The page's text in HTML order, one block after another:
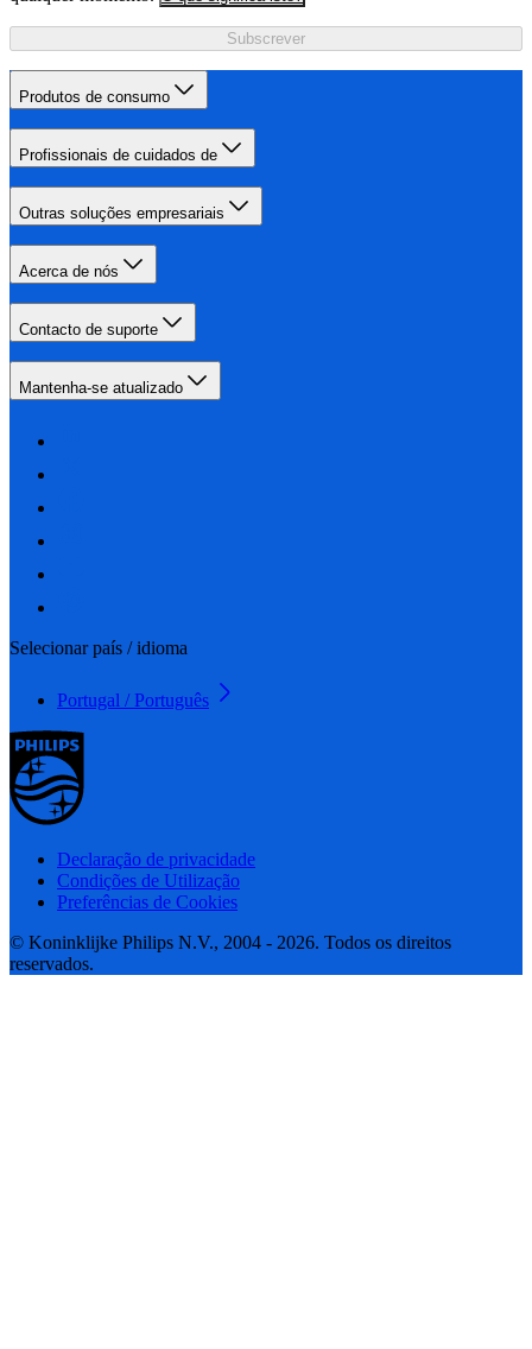
Subscrever
Produtos de consumo
Profissionais de cuidados de
Outras soluções empresariais
Acerca de nós
Contacto de suporte
Mantenha-se atualizado
Selecionar país / idioma
Portugal / Português
Declaração de privacidade
Condições de Utilização
Preferências de Cookies
© Koninklijke Philips N.V., 2004 - 2026. Todos os direitos
reservados.